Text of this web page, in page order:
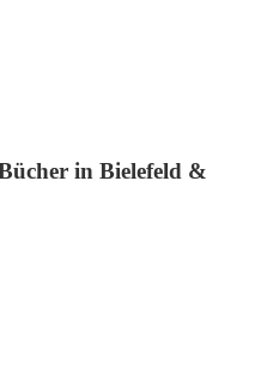
in Bielefeld &